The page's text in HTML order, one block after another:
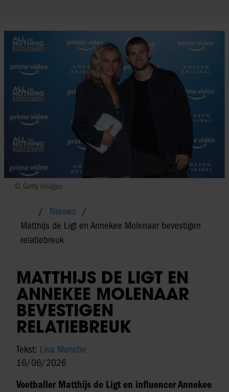
© Getty Images
Nieuws
Matthijs de Ligt en Annekee Molenaar bevestigen
relatiebreuk
MATTHIJS DE LIGT EN
ANNEKEE MOLENAAR
BEVESTIGEN
RELATIEBREUK
Tekst: Lisa Manche
16/06/2026
Voetballer Matthijs de Ligt en influencer Annekee